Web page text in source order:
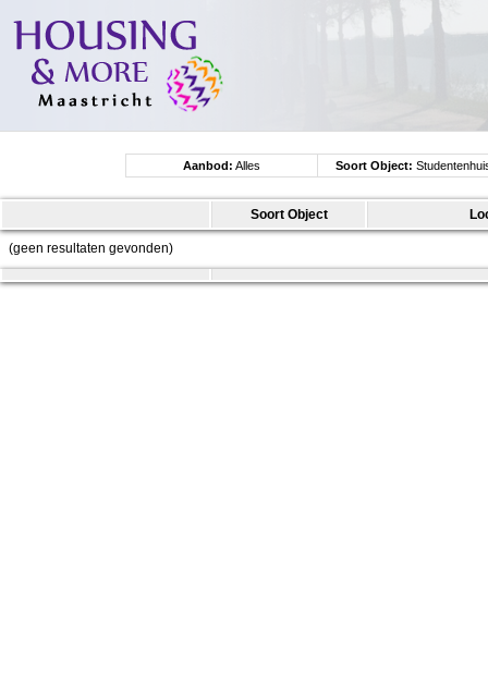
Aanbod: Alles Soort Object:
Soort Object
(geen resultaten gevonden)